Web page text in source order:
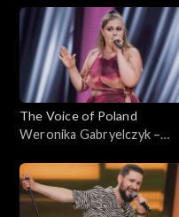
Poland”, Przesłuchania w
ciemno, 28 września 2024
The Voice of Poland
Weronika Gabryelczyk –
Voice of Poland”,
Przesłuchania w ciemno, 28
września 2024